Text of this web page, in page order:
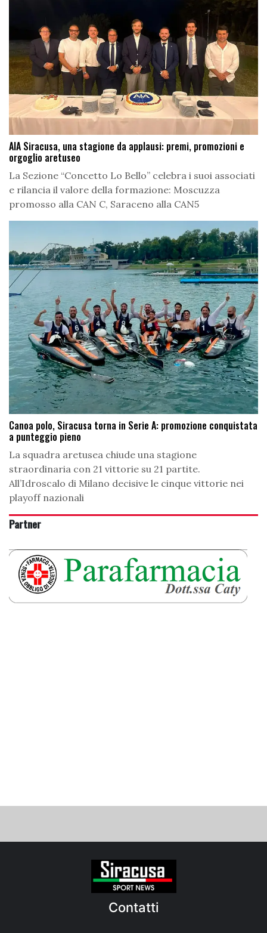
AIA Siracusa, una stagione da applausi: premi, promozioni e
orgoglio aretuseo
La Sezione “Concetto Lo Bello” celebra i suoi associati
e rilancia il valore della formazione: Moscuzza
promosso alla CAN C, Saraceno alla CAN5
Canoa polo, Siracusa torna in Serie A: promozione conquistata
a punteggio pieno
La squadra aretusea chiude una stagione
straordinaria con 21 vittorie su 21 partite.
All’Idroscalo di Milano decisive le cinque vittorie nei
playoff nazionali
Partner
Contatti